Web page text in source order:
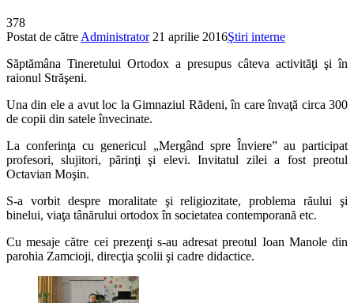
378
Postat de către Administrator 21 aprilie 2016Ştiri interne
Săptămâna Tineretului Ortodox a presupus câteva activităţi şi în
raionul Străşeni.
Una din ele a avut loc la Gimnaziul Rădeni, în care învaţă circa 300
de copii din satele învecinate.
La conferinţa cu genericul „Mergând spre Înviere” au participat
profesori, slujitori, părinţi şi elevi. Invitatul zilei a fost preotul
Octavian Moşin.
S-a vorbit despre moralitate şi religiozitate, problema răului şi
binelui, viaţa tânărului ortodox în societatea contemporană etc.
Cu mesaje către cei prezenţi s-au adresat preotul Ioan Manole din
parohia Zamcioji, direcţia şcolii şi cadre didactice.